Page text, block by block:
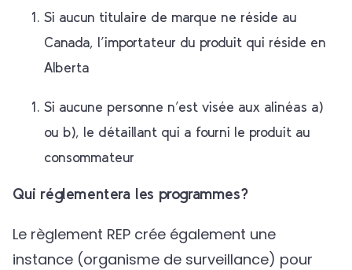
Si aucun titulaire de marque ne réside au
Canada, l’importateur du produit qui réside en
Alberta
Si aucune personne n’est visée aux alinéas a)
ou b), le détaillant qui a fourni le produit au
consommateur
Qui réglementera les programmes?
Le règlement REP crée également une
instance (organisme de surveillance) pour